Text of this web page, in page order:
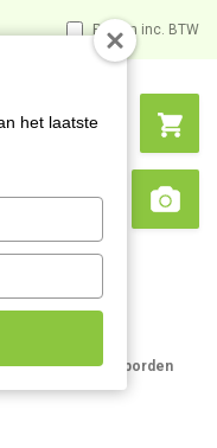
Prijzen inc. BTW
Search
Schaduwborden
het laatste